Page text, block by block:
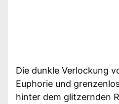
Die dunkle Verlockung
Euphorie und
hinter dem glitzernden